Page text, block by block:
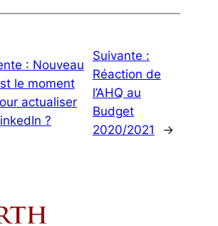
: Nouveau
le moment
actualiser
?
Suivante :
Réaction de
l’AHQ au
Budget
2020/2021
→